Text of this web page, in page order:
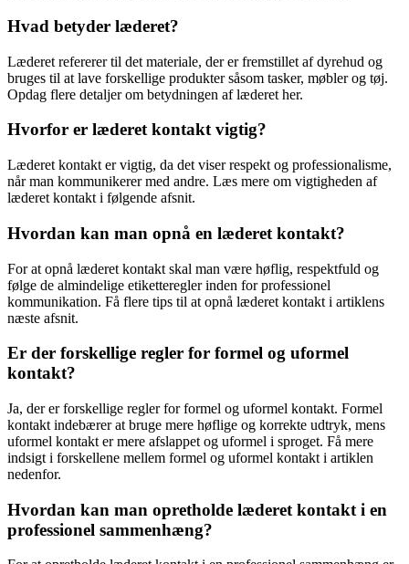
Hvad betyder læderet?
Læderet refererer til det materiale, der er fremstillet af dyrehud og
bruges til at lave forskellige produkter såsom tasker, møbler og tøj.
Opdag flere detaljer om betydningen af læderet her.
Hvorfor er læderet kontakt vigtig?
Læderet kontakt er vigtig, da det viser respekt og professionalisme,
når man kommunikerer med andre. Læs mere om vigtigheden af
læderet kontakt i følgende afsnit.
Hvordan kan man opnå en læderet kontakt?
For at opnå læderet kontakt skal man være høflig, respektfuld og
følge de almindelige etiketteregler inden for professionel
kommunikation. Få flere tips til at opnå læderet kontakt i artiklens
næste afsnit.
Er der forskellige regler for formel og uformel
kontakt?
Ja, der er forskellige regler for formel og uformel kontakt. Formel
kontakt indebærer at bruge mere høflige og korrekte udtryk, mens
uformel kontakt er mere afslappet og uformel i sproget. Få mere
indsigt i forskellene mellem formel og uformel kontakt i artiklen
nedenfor.
Hvordan kan man opretholde læderet kontakt i en
professionel sammenhæng?